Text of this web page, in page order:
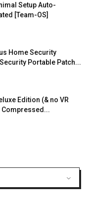
Setup Auto-
[Team-OS]
Home Security
Portable Patch...
Edition (& no VR